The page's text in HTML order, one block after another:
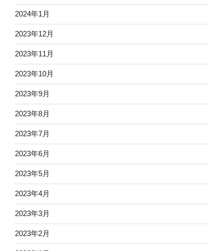
2024年1月
2023年12月
2023年11月
2023年10月
2023年9月
2023年8月
2023年7月
2023年6月
2023年5月
2023年4月
2023年3月
2023年2月